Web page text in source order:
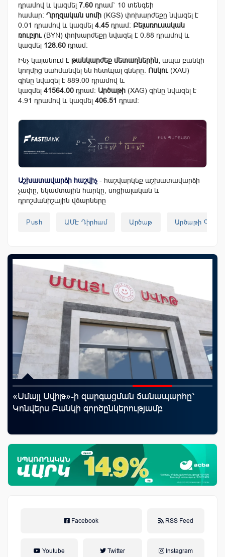
դրամով և կազմել 7.60 դրամ` 10 տենգեի
համար: Ղրղզական սոմի (KGS) փոխարժեքը նվազել է
0.01 դրամով և կազմել 4.45 դրամ: Բելառուսական
ռուբլու (BYN) փոխարժեքը նվազել է 0.88 դրամով և
կազմել 128.60 դրամ:
Ինչ կայանում է թանկարժեք մետաղներին, ապա բանկի
կողմից սահմանվել են հետևյալ գները. Ոսկու (XAU)
գինը նվազել է 889.00 դրամով և
կազմել 41564.00 դրամ: Արծաթի (XAG) գինը նվազել է
4.91 դրամով և կազմել 406.51 դրամ:
Աշխատավարձի հաշվիչ - հաշվարկեք աշխատավարձի
չափը, եկամտային հարկը, սոցիալական և
դրոշմանիշային վճարները
Push ԱՄԷ Դիրհամ Արծաթ Արծաթի Գին
«Սմայլ Սվիթ»-ի զարգացման ճանապարհը՝
Կոնվերս Բանկի գործընկերությամբ
Facebook RSS Feed
Youtube Twitter Instagram